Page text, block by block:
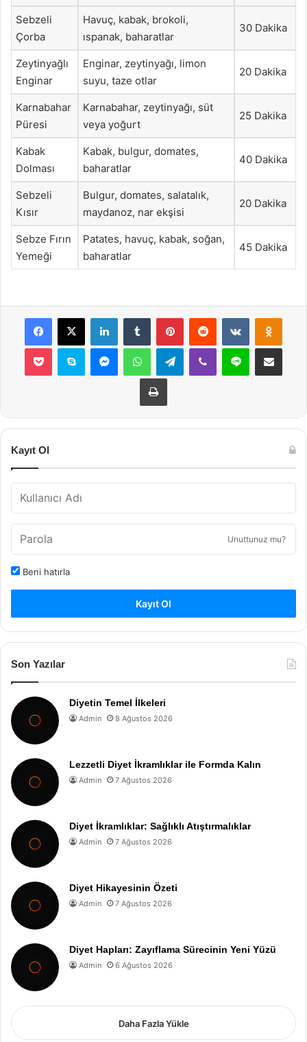
Sebzeli
Çorba
Havuç, kabak, brokoli,
ıspanak, baharatlar
30 Dakika
Zeytinyağlı
Enginar
Enginar, zeytinyağı, limon
suyu, taze otlar
20 Dakika
Karnabahar
Püresi
Karnabahar, zeytinyağı, süt
veya yoğurt
25 Dakika
Kabak
Dolması
Kabak, bulgur, domates,
baharatlar
40 Dakika
Sebzeli
Kısır
Bulgur, domates, salatalık,
maydanoz, nar ekşisi
20 Dakika
Sebze Fırın
Yemeği
Patates, havuç, kabak, soğan,
baharatlar
45 Dakika
Facebook
X LinkedInTumblr PinterestReddit VKontakte
Pocket Skype MessengerWhatsAppTelegramViber Line E-Posta ile
Yazdır
Kayıt Ol
Unuttunuz mu?
Beni hatırla
Kayıt Ol
Son Yazılar
Diyetin Temel İlkeleri
Admin 8 Ağustos 2026
Lezzetli Diyet İkramlıklar ile Formda Kalın
Admin 7 Ağustos 2026
Diyet İkramlıklar: Sağlıklı Atıştırmalıklar
Admin 7 Ağustos 2026
Diyet Hikayesinin Özeti
Admin 7 Ağustos 2026
Diyet Hapları: Zayıflama Sürecinin Yeni Yüzü
Admin 6 Ağustos 2026
Daha Fazla Yükle